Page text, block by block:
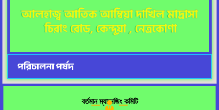
পরিচালনা পর্ষদ
বর্তমান ম্যানেজিং কমিটি